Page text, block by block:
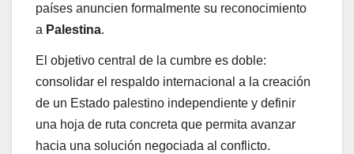
países anuncien formalmente su reconocimiento
a Palestina.
El objetivo central de la cumbre es doble:
consolidar el respaldo internacional a la creación
de un Estado palestino independiente y definir
una hoja de ruta concreta que permita avanzar
hacia una solución negociada al conflicto.